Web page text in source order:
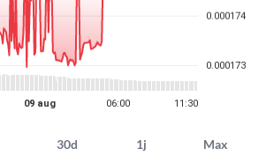
30d 1j Max